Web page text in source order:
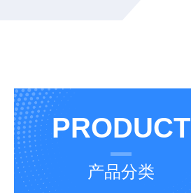
PRODUCT
产品分类